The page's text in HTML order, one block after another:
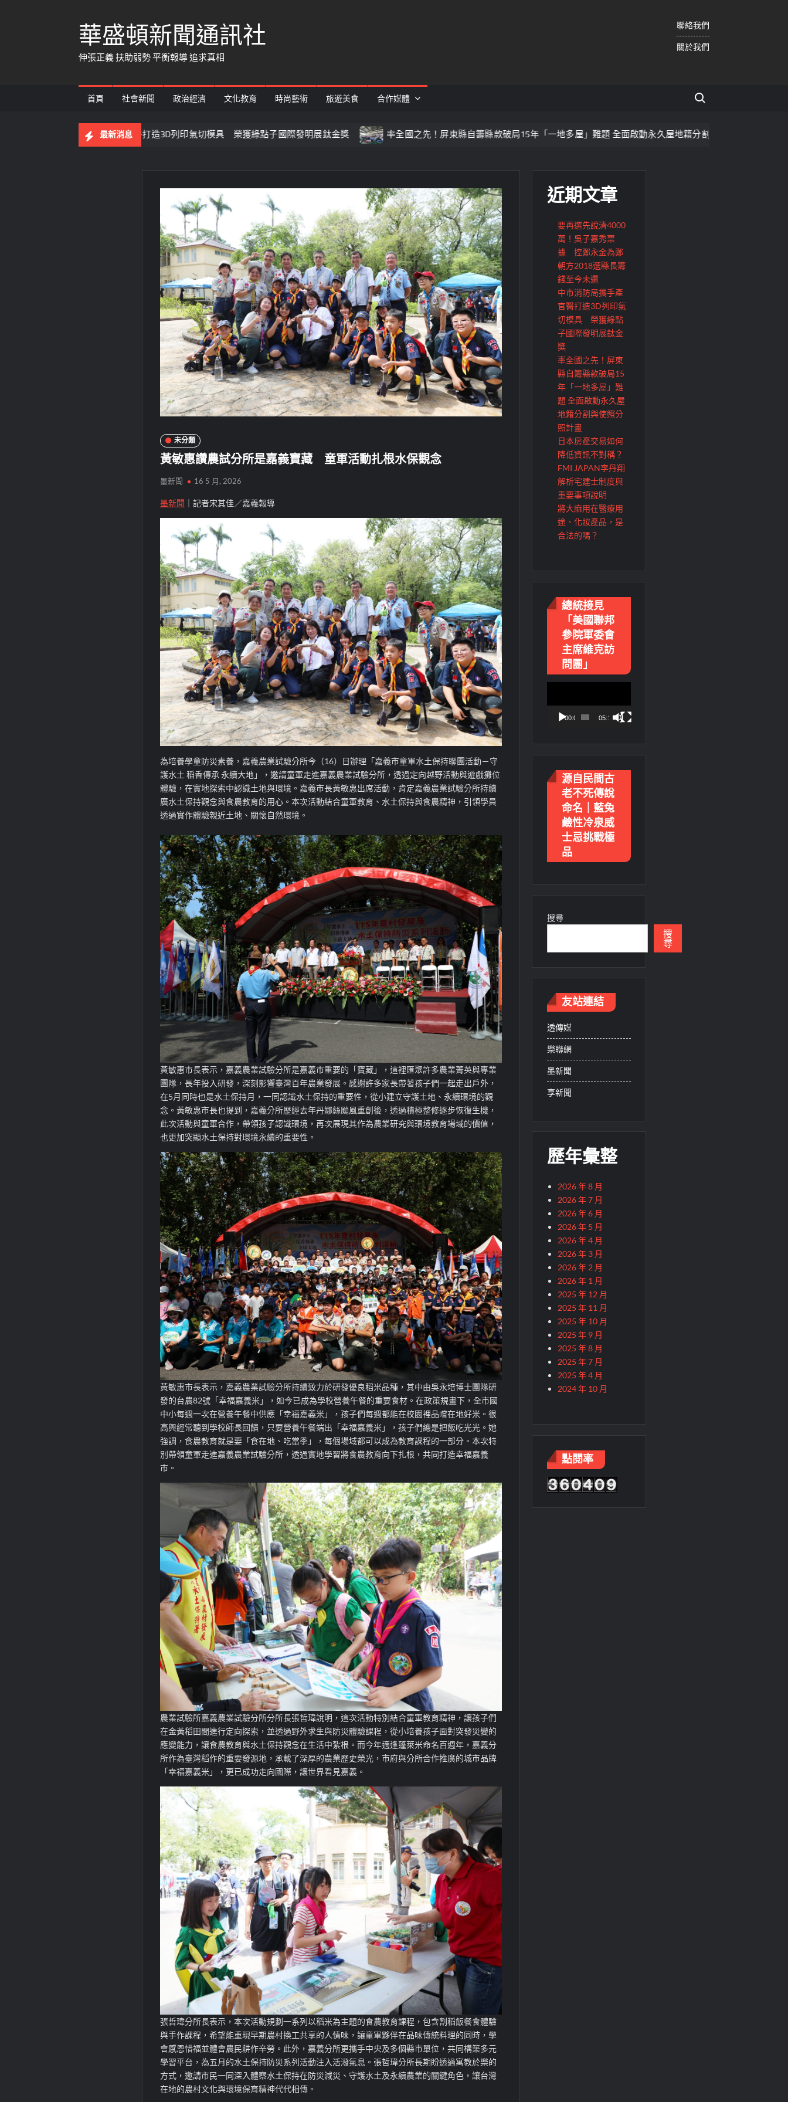
華盛頓新聞通訊社
伸張正義 扶助弱勢 平衡報導 追求真相
聯絡我們
關於我們
首頁 社會新聞 政治經濟 文化教育 時尚藝術 旅遊美食 合作媒體
Search for:
最新消息
消防局攜手產官醫打造3D列印氣切模具 榮獲綠點子國際發明展鈦金獎 率全國之先！屏東縣自籌縣款破局15年「一地多屋」難題 全面啟動永久屋地籍分割與使照分照計畫
未分類
黃敏惠讚農試分所是嘉義寶藏 童軍活動扎根水保觀念
墨新聞 16 5 月, 2026
墨新聞 ｜記者宋其佳／嘉義報導
為培養學童防災素養，嘉義農業試驗分所今（16）日辦理「嘉義市童軍水土保持聯團活動－守
護水土 稻香傳承 永續大地」，邀請童軍走進嘉義農業試驗分所，透過定向越野活動與遊戲攤位
體驗，在實地探索中認識土地與環境。嘉義市長黃敏惠出席活動，肯定嘉義農業試驗分所持續
廣水土保持觀念與食農教育的用心。本次活動結合童軍教育、水土保持與食農精神，引領學員
透過實作體驗親近土地、關懷自然環境。
黃敏惠市長表示，嘉義農業試驗分所是嘉義市重要的「寶藏」，這裡匯聚許多農業菁英與專業
團隊，長年投入研發，深刻影響臺灣百年農業發展。感謝許多家長帶著孩子們一起走出戶外，
在5月同時也是水土保持月，一同認識水土保持的重要性，從小建立守護土地、永續環境的觀
念。黃敏惠市長也提到，嘉義分所歷經去年丹娜絲颱風重創後，透過積極整修逐步恢復生機，
此次活動與童軍合作，帶領孩子認識環境，再次展現其作為農業研究與環境教育場域的價值，
也更加突顯水土保持對環境永續的重要性。
黃敏惠市長表示，嘉義農業試驗分所持續致力於研發優良稻米品種，其中由吳永培博士團隊研
發的台農82號「幸福嘉義米」，如今已成為學校營養午餐的重要食材。在政策規畫下，全市國
中小每週一次在營養午餐中供應「幸福嘉義米」，孩子們每週都能在校園裡品嚐在地好米。很
高興經常聽到學校師長回饋，只要營養午餐端出「幸福嘉義米」，孩子們總是把飯吃光光。她
強調， 食農教育就是要「食在地、 吃當季」，每個場域都可以成為教育課程的一部分。本次特
別帶領童軍走進嘉義農業試驗分所，透過實地學習將食農教育向下扎根，共同打造幸福嘉義
市。
農業試驗所嘉義農業試驗分所分所長張哲瑋說明，這次活動特別結合童軍教育精神，讓孩子們
在金黃稻田間進行定向探索，並透過野外求生與防災體驗課程，從小培養孩子面對突發災變的
應變能力， 讓食農教育與水土保持觀念在生活中紮根。而今年適逢蓬萊米命名百週年，嘉義分
所作為臺灣稻作的重要發源地，承載了深厚的農業歷史榮光，市府與分所合作推廣的城市品牌
「幸福嘉義米」，更已成功走向國際，讓世界看見嘉義。
張哲瑋分所長表示，本次活動規劃一系列以稻米為主題的食農教育課程，包含割稻飯餐食體驗
與手作課程，希望能重現早期農村換工共享的人情味，讓童軍夥伴在品味傳統料理的同時，學
會感恩惜福並體會農民耕作辛勞。 此外， 嘉義分所更攜手中央及多個縣市單位，共同構築多元
學習平台，為五月的水土保持防災系列活動注入活潑氣息。張哲瑋分所長期盼透過寓教於樂的
方式，邀請市民一同深入體察水土保持在防災減災、守護水土及永續農業的關鍵角色，讓台灣
在地的農村文化與環境保育精神代代相傳。
近期文章
要再選先說清4000
萬！吳子嘉秀票
據 控鄭永金為鄭
朝方2018選縣長籌
錢至今未還
中市消防局攜手產
官醫打造3D列印氣
切模具 榮獲綠點
子國際發明展鈦金
獎
率全國之先！屏東
縣自籌縣款破局15
年「一地多屋」難
題 全面啟動永久屋
地籍分割與使照分
照計畫
日本房產交易如何
降低資訊不對稱？
FMI JAPAN李丹翔
解析宅建士制度與
重要事項說明
將大麻用在醫療用
途、化妝產品，是
合法的嗎？
總統接見
「美國聯邦
參院軍委會
主席維克訪
問團」
00:00 05:18
源自民間古
老不死傳說
命名｜藍兔
鹼性冷泉威
士忌挑戰極
品
搜尋
搜
尋
友站連結
透傳媒
樂聯網
墨新聞
享新聞
歷年彙整
2026 年 8 月
2026 年 7 月
2026 年 6 月
2026 年 5 月
2026 年 4 月
2026 年 3 月
2026 年 2 月
2026 年 1 月
2025 年 12 月
2025 年 11 月
2025 年 10 月
2025 年 9 月
2025 年 8 月
2025 年 7 月
2025 年 4 月
2024 年 10 月
點閱率